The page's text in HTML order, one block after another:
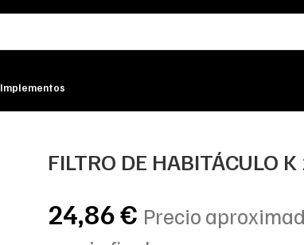
Implementos
FILTRO DE HABITÁCULO
24,86€ Precio